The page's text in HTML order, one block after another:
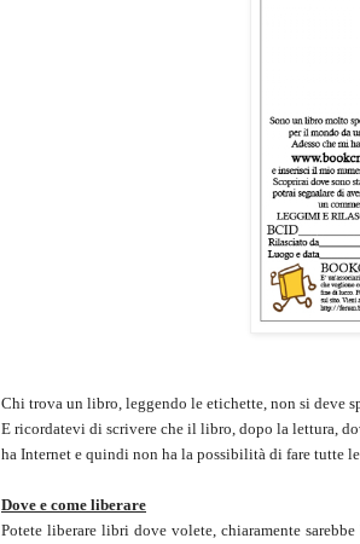
Chi trova un libro, leggendo le etichette, non si deve
E ricordatevi di scrivere che il libro, dopo la lettura,
ha Internet e quindi non ha la possibilità di fare tutte
Dove e come liberare
Potete liberare libri dove volete, chiaramente